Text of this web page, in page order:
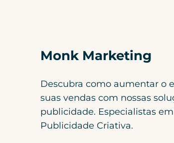
Monk Marketing
Descubra como aumentar o
suas vendas com nossas
publicidade. Especialistas
Publicidade Criativa.